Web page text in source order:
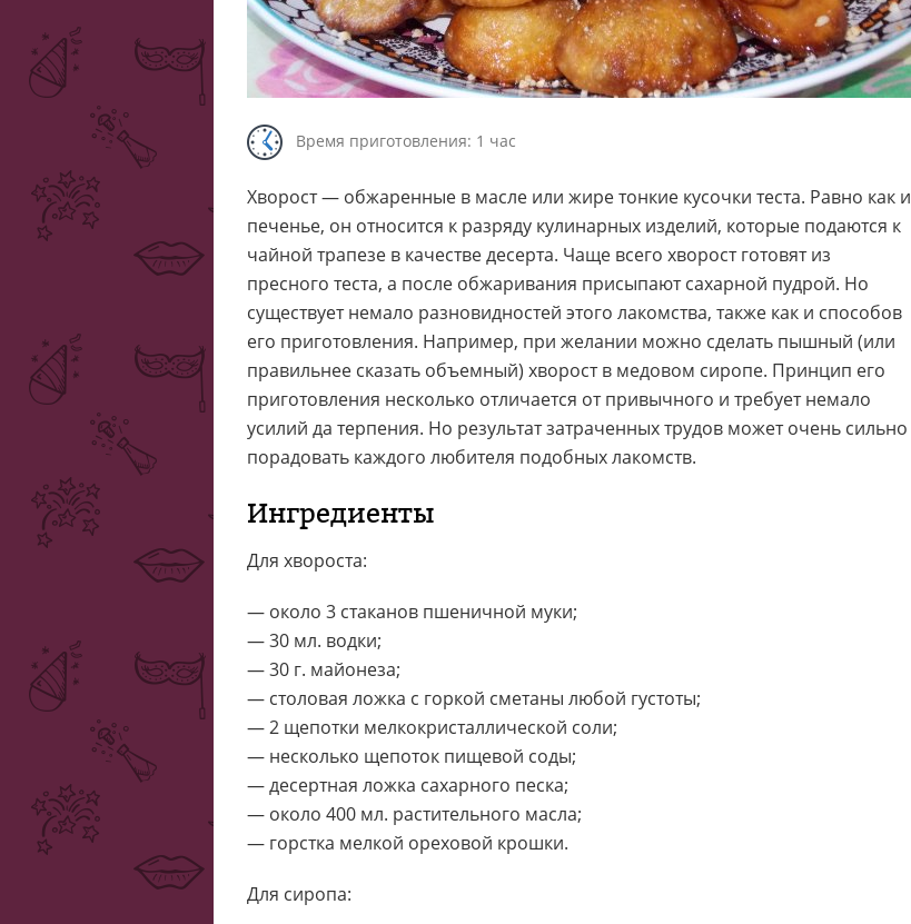
Время приготовления: 1 час
Хворост — обжаренные в масле или жире тонкие кусочки теста. Равно как и
печенье, он относится к разряду кулинарных изделий, которые подаются к
чайной трапезе в качестве десерта. Чаще всего хворост готовят из
пресного теста, а после обжаривания присыпают сахарной пудрой. Но
существует немало разновидностей этого лакомства, также как и способов
его приготовления. Например, при желании можно сделать пышный (или
правильнее сказать объемный) хворост в медовом сиропе. Принцип его
приготовления несколько отличается от привычного и требует немало
усилий да терпения. Но результат затраченных трудов может очень сильно
порадовать каждого любителя подобных лакомств.
Ингредиенты
Для хвороста:
— около 3 стаканов пшеничной муки;
— 30 мл. водки;
— 30 г. майонеза;
— столовая ложка с горкой сметаны любой густоты;
— 2 щепотки мелкокристаллической соли;
— несколько щепоток пищевой соды;
— десертная ложка сахарного песка;
— около 400 мл. растительного масла;
— горстка мелкой ореховой крошки.
Для сиропа: